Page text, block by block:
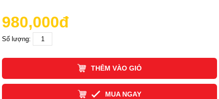
980,000đ
Số lượng:
THÊM VÀO GIỎ
MUA NGAY